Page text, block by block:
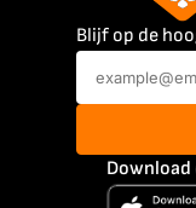
Blijf op de
Download